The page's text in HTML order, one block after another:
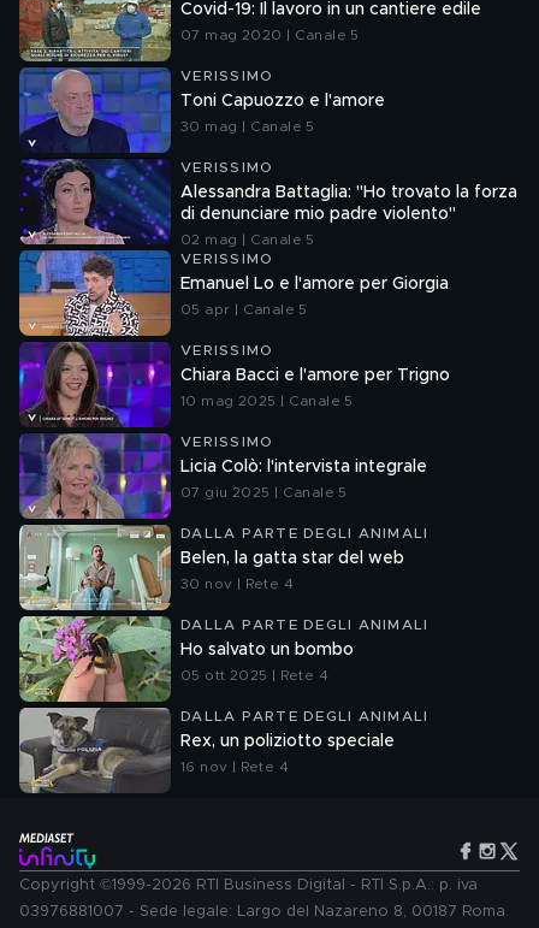
Covid-19: Il lavoro in un cantiere edile
07 mag 2020 | Canale 5
VERISSIMO
Toni Capuozzo e l'amore
30 mag | Canale 5
VERISSIMO
Alessandra Battaglia: "Ho trovato la forza
di denunciare mio padre violento"
02 mag | Canale 5
VERISSIMO
Emanuel Lo e l'amore per Giorgia
05 apr | Canale 5
VERISSIMO
Chiara Bacci e l'amore per Trigno
10 mag 2025 | Canale 5
VERISSIMO
Licia Colò: l'intervista integrale
07 giu 2025 | Canale 5
DALLA PARTE DEGLI ANIMALI
Belen, la gatta star del web
30 nov | Rete 4
DALLA PARTE DEGLI ANIMALI
Ho salvato un bombo
05 ott 2025 | Rete 4
DALLA PARTE DEGLI ANIMALI
Rex, un poliziotto speciale
16 nov | Rete 4
Copyright ©1999-2026 RTI Business Digital - RTI S.p.A.: p. iva
03976881007 - Sede legale: Largo del Nazareno 8, 00187 Roma.